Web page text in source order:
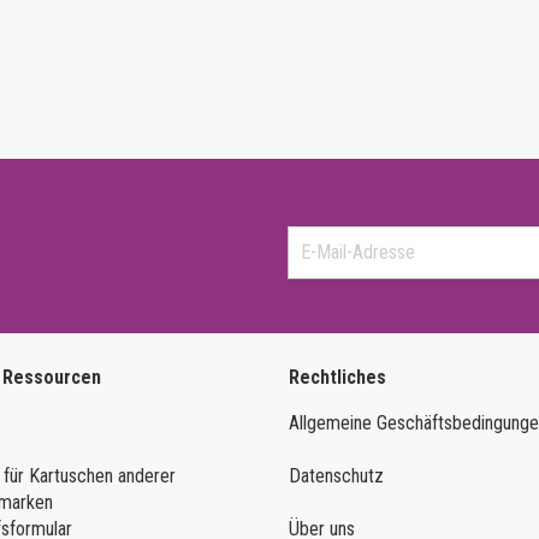
für Kartuschen anderer
Rechtliches
Allgemeine
Datenschutz
Über uns